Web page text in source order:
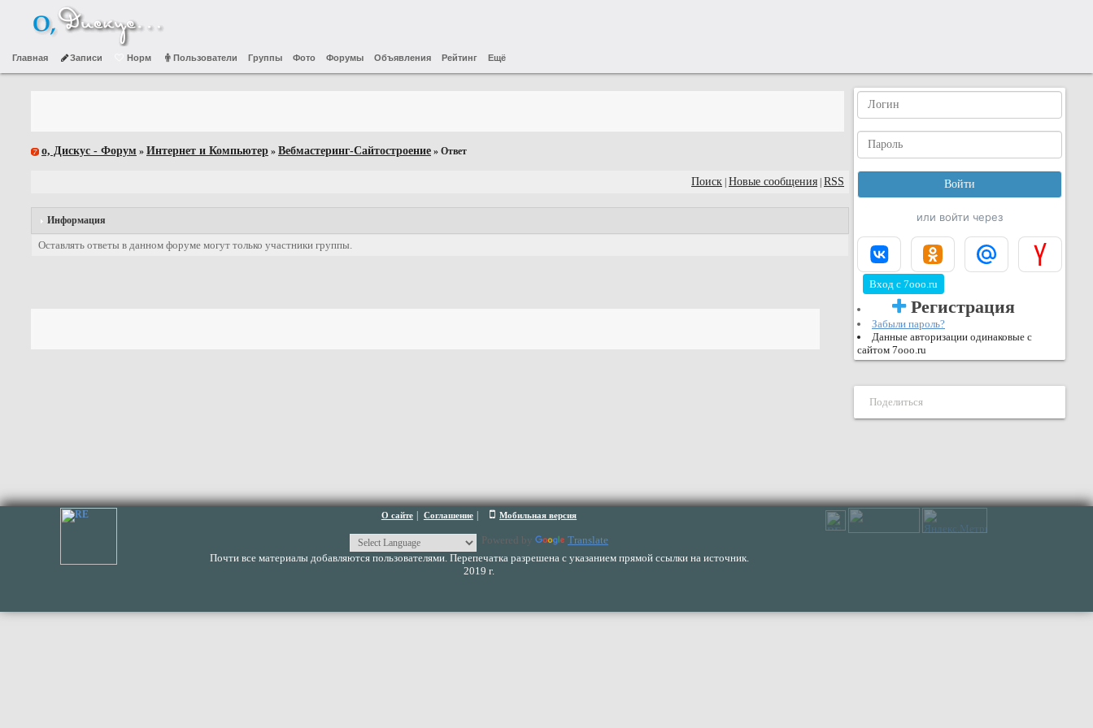
Главная Записи Норм Пользователи Группы Фото Форумы Объявления Рейтинг Ещё
о, Дискус - Форум » Интернет и Компьютер » Вебмастеринг-Сайтостроение » Ответ
Поиск Новые сообщения RSS
Информация
Оставлять ответы в данном форуме могут только участники группы.
или войти через
Вход с 7ooo.ru
Регистрация
Забыли пароль?
Данные авторизации одинаковые с
сайтом 7ooo.ru
Поделиться
О сайте Соглашение Мобильная версия
Powered by
Translate
Почти все материалы добавляются пользователями. Перепечатка разрешена с указанием прямой ссылки на источник.
2019 г.